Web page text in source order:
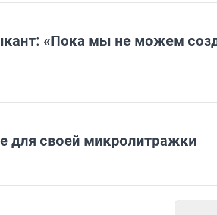
«Пока мы не можем
для своей микролитражки